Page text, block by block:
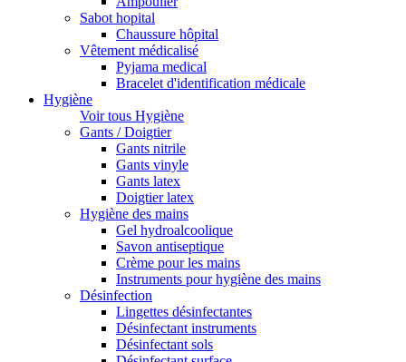
Sabot hopital
Chaussure hôpital
Vêtement médicalisé
Pyjama medical
Bracelet d'identification médicale
Hygiène
Voir tous Hygiène
Gants / Doigtier
Gants nitrile
Gants vinyle
Gants latex
Doigtier latex
Hygiène des mains
Gel hydroalcoolique
Savon antiseptique
Crème pour les mains
Instruments pour hygiène des mains
Désinfection
Lingettes désinfectantes
Désinfectant instruments
Désinfectant sols